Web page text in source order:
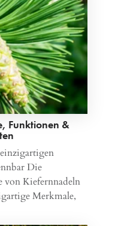
Funktionen &
Die
von Kiefernnadeln
Merkmale,